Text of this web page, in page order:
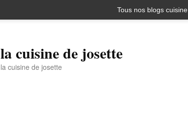
Tous nos blogs cuisine
la cuisine de josette
la cuisine de josette